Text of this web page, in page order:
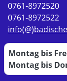
0761-8972520
0761-8972522
Montag bis
Montag bis